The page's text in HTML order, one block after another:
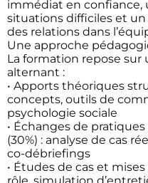
immédiat en confiance,
situations difficiles et
des relations dans
Une approche
La formation repose sur
alternant :
• Apports théoriques
concepts, outils de
psychologie sociale
• Échanges de
(30%) : analyse de cas
co-débriefings
• Études de cas et
rôle, simulation